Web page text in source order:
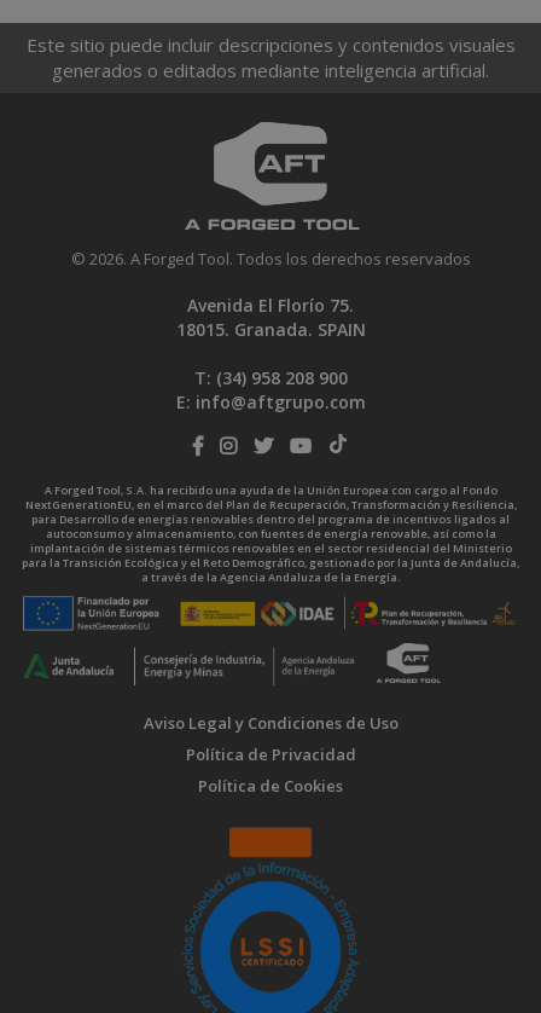
Este sitio puede incluir descripciones y contenidos visuales
generados o editados mediante inteligencia artificial.
© 2026. A Forged Tool. Todos los derechos reservados
Avenida El Florío 75.
18015. Granada. SPAIN
T: (34) 958 208 900
E: info@aftgrupo.com
A Forged Tool, S.A. ha recibido una ayuda de la Unión Europea con cargo al Fondo
NextGenerationEU, en el marco del Plan de Recuperación, Transformación y Resiliencia,
para Desarrollo de energías renovables dentro del programa de incentivos ligados al
autoconsumo y almacenamiento, con fuentes de energía renovable, así como la
implantación de sistemas térmicos renovables en el sector residencial del Ministerio
para la Transición Ecológica y el Reto Demográfico, gestionado por la Junta de Andalucía,
a través de la Agencia Andaluza de la Energía.
Aviso Legal y Condiciones de Uso
Política de Privacidad
Política de Cookies